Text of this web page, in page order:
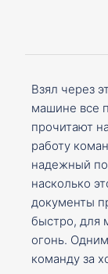
Взял через
машине все
прочитают
работу
надежный
насколько
документы
быстро, для
огонь.
команду за